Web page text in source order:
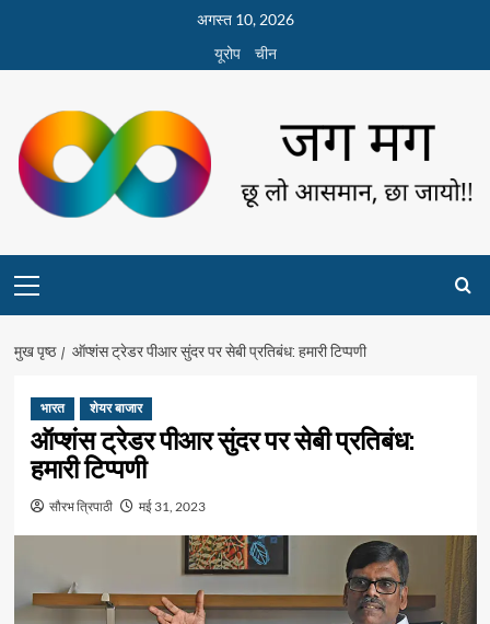
पर
अगस्त 10, 2026
यूरोप
चीन
Menu
मुख पृष्ठ ऑप्शंस ट्रेडर पीआर सुंदर पर सेबी प्रतिबंध: हमारी टिप्पणी
भारत शेयर बाजार
ऑप्शंस ट्रेडर पीआर सुंदर पर सेबी प्रतिबंध:
हमारी टिप्पणी
सौरभ त्रिपाठी मई 31, 2023